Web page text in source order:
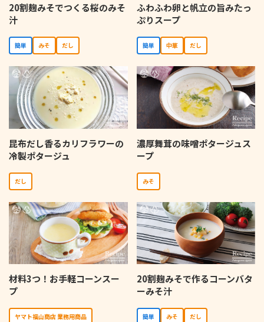
20割麹みそでつくる桜のみそ
汁
簡単 みそ だし
ふわふわ卵と帆立の旨みたっ
ぷりスープ
簡単 中華 だし
昆布だし香るカリフラワーの
冷製ポタージュ
だし
濃厚舞茸の味噌ポタージュス
ープ
みそ
材料3つ！お手軽コーンスー
プ
ヤマト福山商店 業務用商品
20割麹みそで作るコーンバタ
ーみそ汁
簡単 みそ だし